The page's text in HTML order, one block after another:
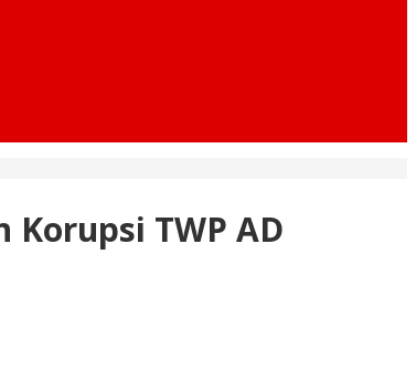
TWP AD